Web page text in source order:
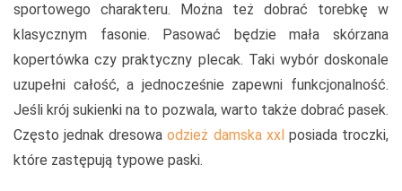
sportowego charakteru. Można też dobrać torebkę w
klasycznym fasonie. Pasować będzie mała skórzana
kopertówka czy praktyczny plecak. Taki wybór doskonale
uzupełni całość, a jednocześnie zapewni funkcjonalność.
Jeśli krój sukienki na to pozwala, warto także dobrać pasek.
Często jednak dresowaodzież damska xxl posiada troczki,
które zastępują typowe paski.